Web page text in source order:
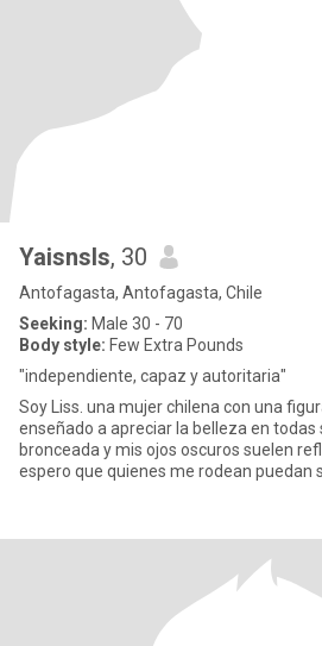
Yaisnsls, 30
Antofagasta, Antofagasta, Chile
Seeking: Male 30 - 70
Body style: Few Extra Pounds
"independiente, capaz y autoritaria"
Soy Liss. una mujer chilena con una
enseñado a apreciar la belleza en todas
bronceada y mis ojos oscuros suelen
espero que quienes me rodean puedan